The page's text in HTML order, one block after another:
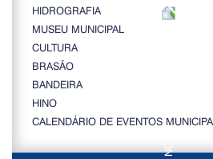
HIDROGRAFIA
MUSEU MUNICIPAL
CULTURA
BRASÃO
BANDEIRA
HINO
CALENDÁRIO DE EVENTOS